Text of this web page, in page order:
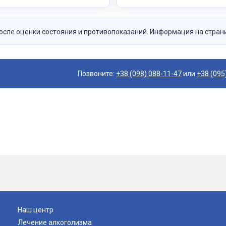
оценки состояния и противопоказаний. Информация на
Позвоните: +38 (098) 088-11-47или +38
Наш центр
Лечение алкоголизма